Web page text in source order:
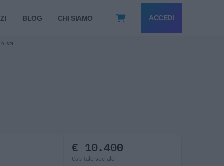
BLOG CHI SIAMO ACCEDI
SRL
€ 10.400
Capitale sociale